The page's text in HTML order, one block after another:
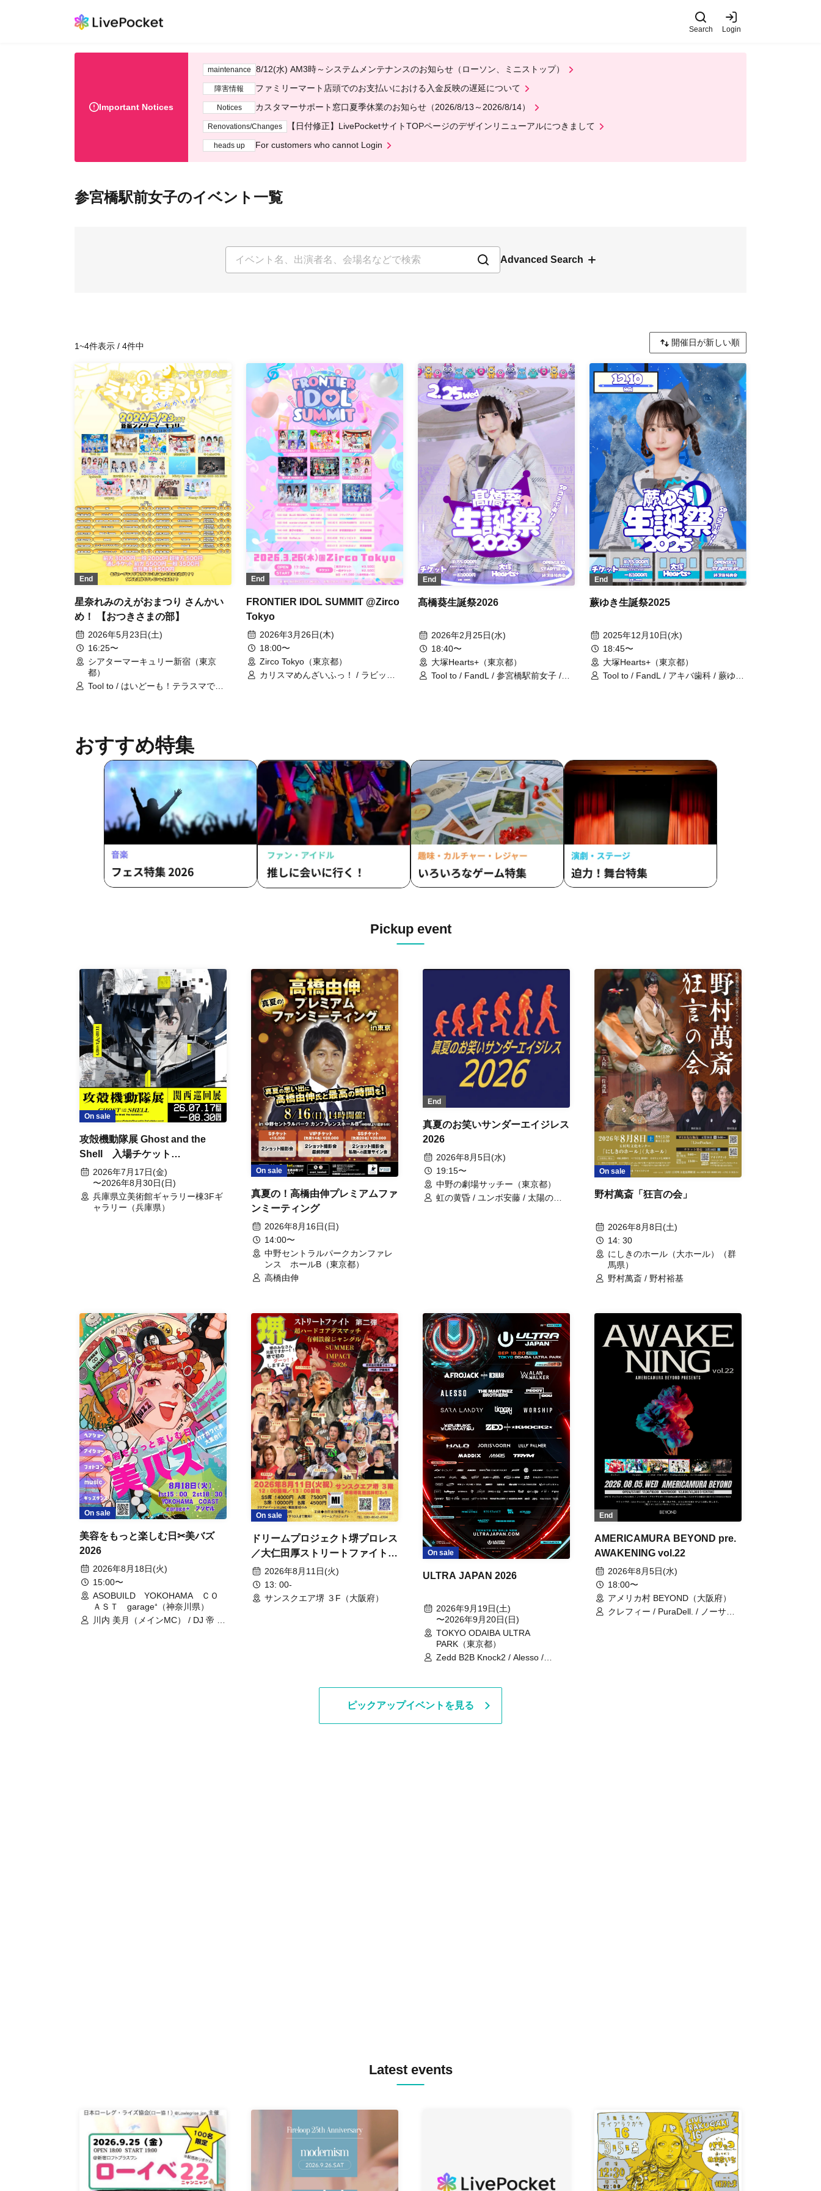
Search Login
Important Notices
maintenance 8/12(水) AM3時～システムメンテナンスのお知らせ（ローソン、ミニストップ）
障害情報 ファミリーマート店頭でのお支払いにおける入金反映の遅延について
Notices カスタマーサポート窓口夏季休業のお知らせ（2026/8/13～2026/8/14）
Renovations/Changes 【日付修正】LivePocketサイトTOPページのデザインリニューアルにつきまして
heads up For customers who cannot Login
参宮橋駅前女子のイベント一覧
Advanced Search
1~4件表示 / 4件中
End
星奈れみのえがおまつり さんかい
め！ 【おつきさまの部】
2026年5月23日(土)
16:25〜
シアターマーキュリー新宿（東京
都）
Tool to / はいどーも！テラスマで
中ムチュー / &chocolamie / 青山
Rabness / Ep!codE
End
FRONTIER IDOL SUMMIT @Zirco
Tokyo
2026年3月26日(木)
18:00〜
Zirco Tokyo（東京都）
カリスマめんざいふっ！ / ラビット
End
髙橋葵生誕祭2026
2026年2月25日(水)
18:40〜
大塚Hearts+（東京都）
Tool to / FandL / 参宮橋駅前女子 /
End
蕨ゆき生誕祭2025
2025年12月10日(水)
18:45〜
大塚Hearts+（東京都）
Tool to / FandL / アキバ歯科 / 蕨ゆき
おすすめ特集
Pickup event
On sale
攻殻機動隊展 Ghost and the
Shell 入場チケット
(2026/7/17~8/30)
2026年7月17日(金)
〜2026年8月30日(日)
兵庫県立美術館ギャラリー棟3Fギ
ャラリー（兵庫県）
On sale
真夏の！高橋由伸プレミアムファ
ンミーティング
2026年8月16日(日)
14:00〜
中野セントラルパークカンファレ
ンス ホールB（東京都）
高橋由伸
End
真夏のお笑いサンダーエイジレス
2026
2026年8月5日(水)
19:15〜
中野の劇場サッチー（東京都）
虹の黄昏 / ユンボ安藤 / 太陽の小
On sale
野村萬斎「狂言の会」
2026年8月8日(土)
14: 30
にしきのホール（大ホール）（群
馬県）
野村萬斎 / 野村裕基
On sale
美容をもっと楽しむ日✂美バズ
2026
2026年8月18日(火)
15:00〜
ASOBUILD YOKOHAMA ＣＯ
ＡＳＴ garage⁺（神奈川県）
川内 美月（メインMC） / DJ 帝 /
On sale
ドリームプロジェクト堺プロレス
／大仁田厚ストリートファイト第
ニ弾2026年8月11日(火)
13: 00-
サンスクエア堺 ３F（大阪府）
On sale
ULTRA JAPAN 2026
2026年9月19日(土)
〜2026年9月20日(日)
TOKYO ODAIBA ULTRA
PARK（東京都）
Zedd B2B Knock2 / Alesso /
Martinez Brothers / Afrojack B2B
R3HAB / Alan Walker / HALŌ /
Joris Voorn / Lilly Palmer / Maddix
/ Timmy Trumpet / TRYM / Mykris
End
AMERICAMURA BEYOND pre.
AWAKENING vol.22
2026年8月5日(水)
18:00〜
アメリカ村 BEYOND（大阪府）
クレフィー / PuraDell. / ノーサイ
ピックアップイベントを見る
Latest events